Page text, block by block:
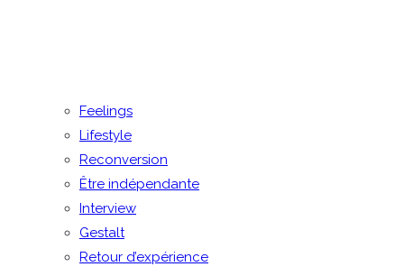
Feelings
Lifestyle
Reconversion
Être indépendante
Interview
Gestalt
Retour d’expérience